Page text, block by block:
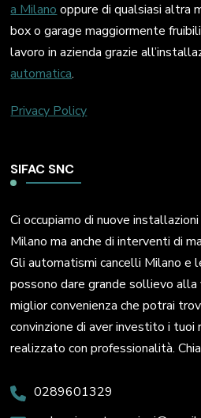
a Milano oppure di qualsiasi altra
box o garage maggiormente
lavoro in azienda grazie
automatica.
Privacy Policy
SIFAC SNC
Ci occupiamo di nuove
Milano ma anche di interventi di
Gli automatismi cancelli Milano e
possono dare grande sollievo
miglior convenienza che potrai
convinzione di aver investito i tuoi
realizzato con professionalità.
0289601329